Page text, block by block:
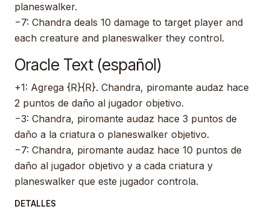
planeswalker.
−7: Chandra deals 10 damage to target player and
each creature and planeswalker they control.
Oracle Text (español)
+1: Agrega {R}{R}. Chandra, piromante audaz hace
2 puntos de daño al jugador objetivo.
−3: Chandra, piromante audaz hace 3 puntos de
daño a la criatura o planeswalker objetivo.
−7: Chandra, piromante audaz hace 10 puntos de
daño al jugador objetivo y a cada criatura y
planeswalker que este jugador controla.
DETALLES